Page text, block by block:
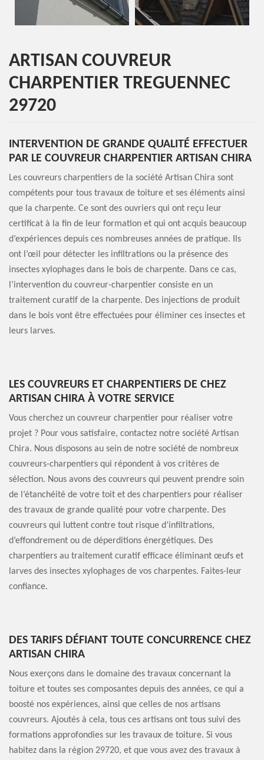
ARTISAN COUVREUR
CHARPENTIER TREGUENNEC
29720
INTERVENTION DE GRANDE QUALITÉ EFFECTUER
PAR LE COUVREUR CHARPENTIER ARTISAN CHIRA
Les couvreurs charpentiers de la société Artisan Chira sont
compétents pour tous travaux de toiture et ses éléments ainsi
que la charpente. Ce sont des ouvriers qui ont reçu leur
certificat à la fin de leur formation et qui ont acquis beaucoup
d’expériences depuis ces nombreuses années de pratique. Ils
ont l’œil pour détecter les infiltrations ou la présence des
insectes xylophages dans le bois de charpente. Dans ce cas,
l’intervention du couvreur-charpentier consiste en un
traitement curatif de la charpente. Des injections de produit
dans le bois vont être effectuées pour éliminer ces insectes et
leurs larves.
LES COUVREURS ET CHARPENTIERS DE CHEZ
ARTISAN CHIRA À VOTRE SERVICE
Vous cherchez un couvreur charpentier pour réaliser votre
projet ? Pour vous satisfaire, contactez notre société Artisan
Chira. Nous disposons au sein de notre société de nombreux
couvreurs-charpentiers qui répondent à vos critères de
sélection. Nous avons des couvreurs qui peuvent prendre soin
de l’étanchéité de votre toit et des charpentiers pour réaliser
des travaux de grande qualité pour votre charpente. Des
couvreurs qui luttent contre tout risque d’infiltrations,
d’effondrement ou de déperditions énergétiques. Des
charpentiers au traitement curatif efficace éliminant œufs et
larves des insectes xylophages de vos charpentes. Faites-leur
confiance.
DES TARIFS DÉFIANT TOUTE CONCURRENCE CHEZ
ARTISAN CHIRA
Nous exerçons dans le domaine des travaux concernant la
toiture et toutes ses composantes depuis des années, ce qui a
boosté nos expériences, ainsi que celles de nos artisans
couvreurs. Ajoutés à cela, tous ces artisans ont tous suivi des
formations approfondies sur les travaux de toiture. Si vous
habitez dans la région 29720, et que vous avez des travaux à